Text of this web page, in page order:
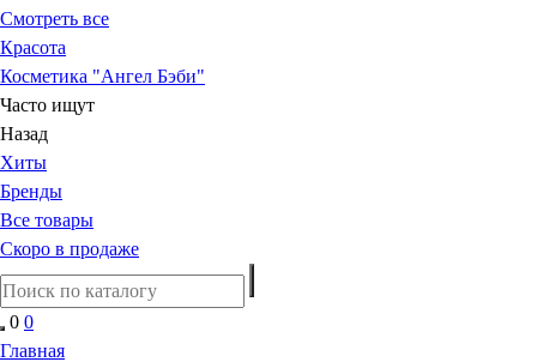
Смотреть все
Красота
Косметика "Ангел Бэби"
Часто ищут
Назад
Хиты
Бренды
Все товары
Скоро в продаже
0 0
Главная